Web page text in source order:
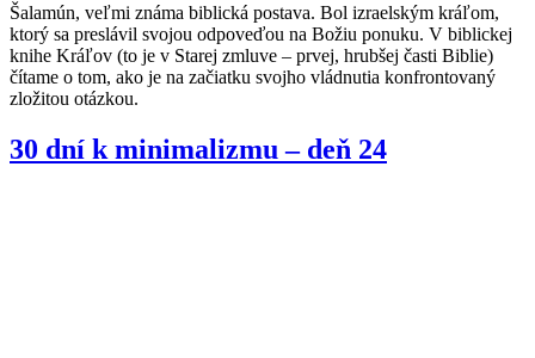
Šalamún, veľmi známa biblická postava. Bol izraelským kráľom,
ktorý sa preslávil svojou odpoveďou na Božiu ponuku. V biblickej
knihe Kráľov (to je v Starej zmluve – prvej, hrubšej časti Biblie)
čítame o tom, ako je na začiatku svojho vládnutia konfrontovaný
zložitou otázkou.
30 dní k minimalizmu – deň 24